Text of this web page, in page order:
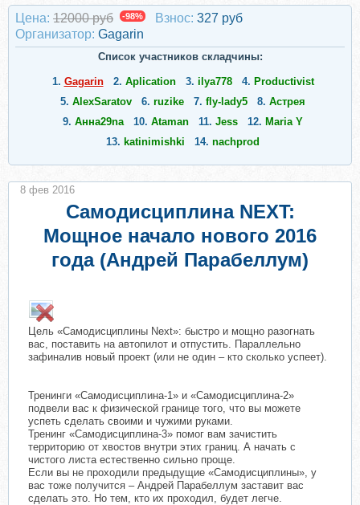
Цена: 12000 руб -98% Взнос: 327 руб
Организатор: Gagarin
Список участников складчины:
1. Gagarin 2. Aplication 3. ilya778 4. Productivist
5. AlexSaratov 6. ruzike 7. fly-lady5 8. Астрея
9. Анна29na 10. Ataman 11. Jess 12. Maria Y
13. katinimishki 14. nachprod
Самодисциплина NEXT:
Мощное начало нового 2016
года (Андрей Парабеллум)
Цель «Самодисциплины Next»: быстро и мощно разогнать
вас, поставить на автопилот и отпустить. Параллельно
зафиналив новый проект (или не один – кто сколько успеет).
Тренинги «Самодисциплина-1» и «Самодисциплина-2»
подвели вас к физической границе того, что вы можете
успеть сделать своими и чужими руками.
Тренинг «Самодисциплина-3» помог вам зачистить
территорию от хвостов внутри этих границ. А начать с
чистого листа естественно сильно проще.
Если вы не проходили предыдущие «Самодисциплины», у
вас тоже получится – Андрей Парабеллум заставит вас
сделать это. Но тем, кто их проходил, будет легче.
8 фев 2016